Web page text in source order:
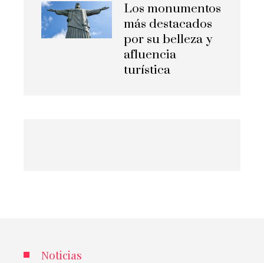
Los monumentos
más destacados
por su belleza y
afluencia
turística
Noticias